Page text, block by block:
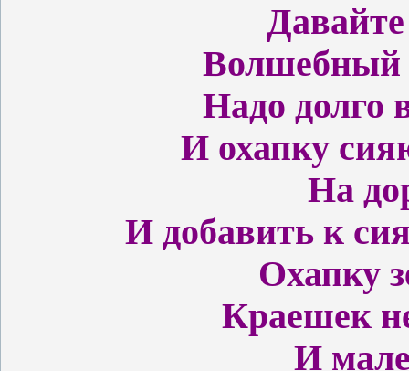
Волшебный
Надо долго
И охапку
На
И добавить к
Охапку
Краешек
И